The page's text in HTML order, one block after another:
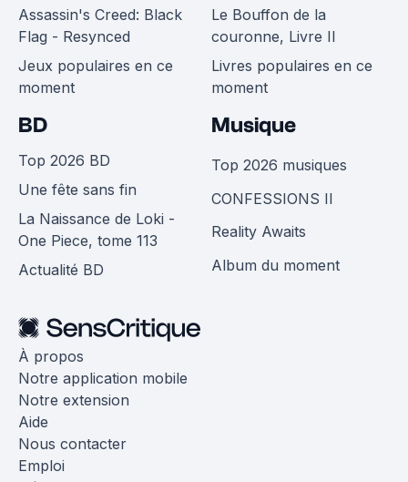
Assassin's Creed: Black
Flag - Resynced
Jeux populaires en ce
moment
Le Bouffon de la
couronne, Livre II
Livres populaires en ce
moment
BD
Top 2026 BD
Une fête sans fin
La Naissance de Loki -
One Piece, tome 113
Actualité BD
Musique
Top 2026 musiques
CONFESSIONS II
Reality Awaits
Album du moment
À propos
Notre application mobile
Notre extension
Aide
Nous contacter
Emploi